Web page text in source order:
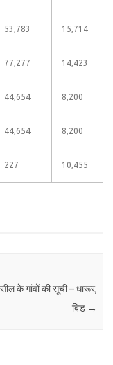
53,783 15,714
77,277 14,423
44,654 8,200
44,654 8,200
227 10,455
के गांवों की सूची – धारूर,
बिड →